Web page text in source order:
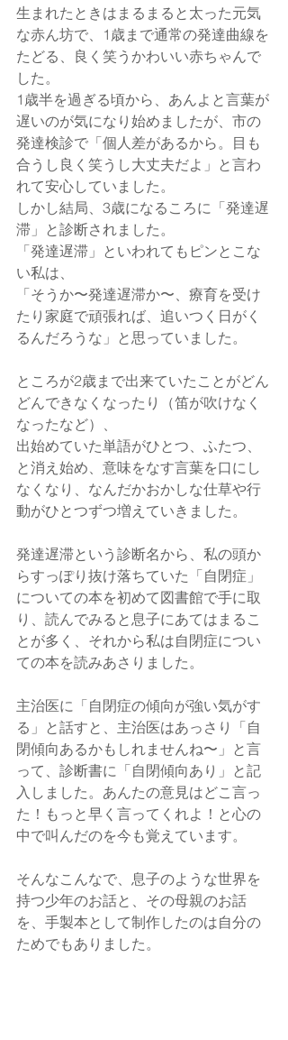
生まれたときはまるまると太った元気
な赤ん坊で、1歳まで通常の発達曲線を
たどる、良く笑うかわいい赤ちゃんで
した。
1歳半を過ぎる頃から、あんよと言葉が
遅いのが気になり始めましたが、市の
発達検診で「個人差があるから。目も
合うし良く笑うし大丈夫だよ」と言わ
れて安心していました。
しかし結局、3歳になるころに「発達遅
滞」と診断されました。
「発達遅滞」といわれてもピンとこな
い私は、
「そうか〜発達遅滞か〜、療育を受け
たり家庭で頑張れば、追いつく日がく
るんだろうな」と思っていました。
ところが2歳まで出来ていたことがどん
どんできなくなったり（笛が吹けなく
なったなど）、
出始めていた単語がひとつ、ふたつ、
と消え始め、意味をなす言葉を口にし
なくなり、なんだかおかしな仕草や行
動がひとつずつ増えていきました。
発達遅滞という診断名から、私の頭か
らすっぽり抜け落ちていた「自閉症」
についての本を初めて図書館で手に取
り、読んでみると息子にあてはまるこ
とが多く、それから私は自閉症につい
ての本を読みあさりました。
主治医に「自閉症の傾向が強い気がす
る」と話すと、主治医はあっさり「自
閉傾向あるかもしれませんね〜」と言
って、診断書に「自閉傾向あり」と記
入しました。あんたの意見はどこ言っ
た！もっと早く言ってくれよ！と心の
中で叫んだのを今も覚えています。
そんなこんなで、息子のような世界を
持つ少年のお話と、その母親のお話
を、手製本として制作したのは自分の
ためでもありました。